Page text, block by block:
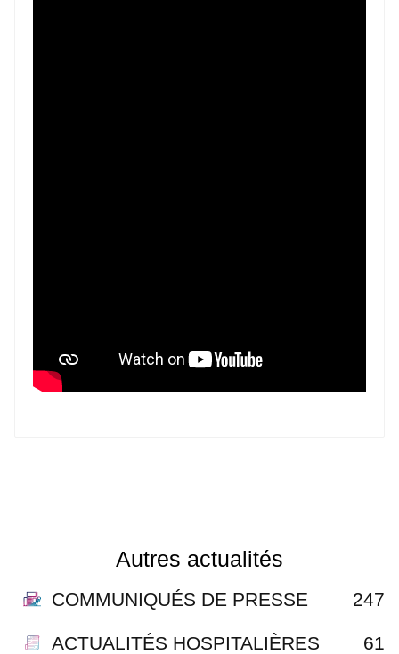
Autres actualités
COMMUNIQUÉS DE PRESSE 247
ACTUALITÉS HOSPITALIÈRES 61